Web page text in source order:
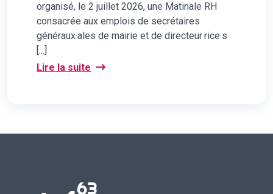
organisé, le 2 juillet 2026, une Matinale RH
consacrée aux emplois de secrétaires
généraux·ales de mairie et de directeur·rice·s
[...]
Lire la suite